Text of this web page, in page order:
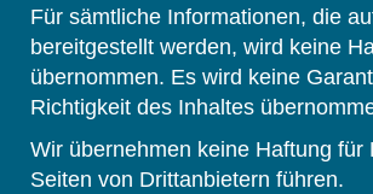
Für sämtliche Informationen, die
bereitgestellt werden, wird keine
übernommen. Es wird keine
Richtigkeit des Inhaltes
Wir übernehmen keine Haftung für
Seiten von Drittanbietern führen.